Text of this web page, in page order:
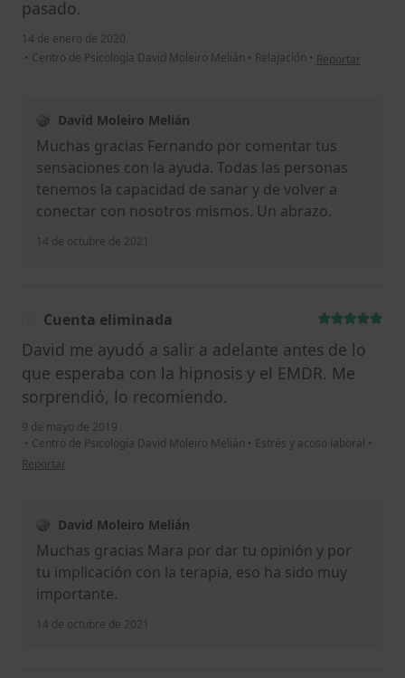
pasado.
14 de enero de 2020
• Centro de Psicología David Moleiro Melián • Relajación • en opinión del
Reportar
David Moleiro Melián
Muchas gracias Fernando por comentar tus
sensaciones con la ayuda. Todas las personas
tenemos la capacidad de sanar y de volver a
conectar con nosotros mismos. Un abrazo.
14 de octubre de 2021
Cuenta eliminada
David me ayudó a salir a adelante antes de lo
que esperaba con la hipnosis y el EMDR. Me
sorprendió, lo recomiendo.
9 de mayo de 2019
• Centro de Psicología David Moleiro Melián • Estrés y acoso laboral •
en opinión del usuario Cuenta eliminada
Reportar
David Moleiro Melián
Muchas gracias Mara por dar tu opinión y por
tu implicación con la terapia, eso ha sido muy
importante.
14 de octubre de 2021